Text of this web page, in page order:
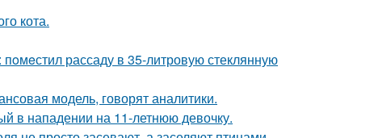
кота.
рассаду в 35-литровую стеклянную
модель, говорят аналитики.
в нападении на 11-летнюю девочку.